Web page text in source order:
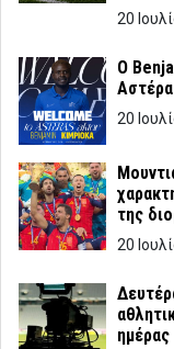
20
Ο
20
της
20
ημέρας